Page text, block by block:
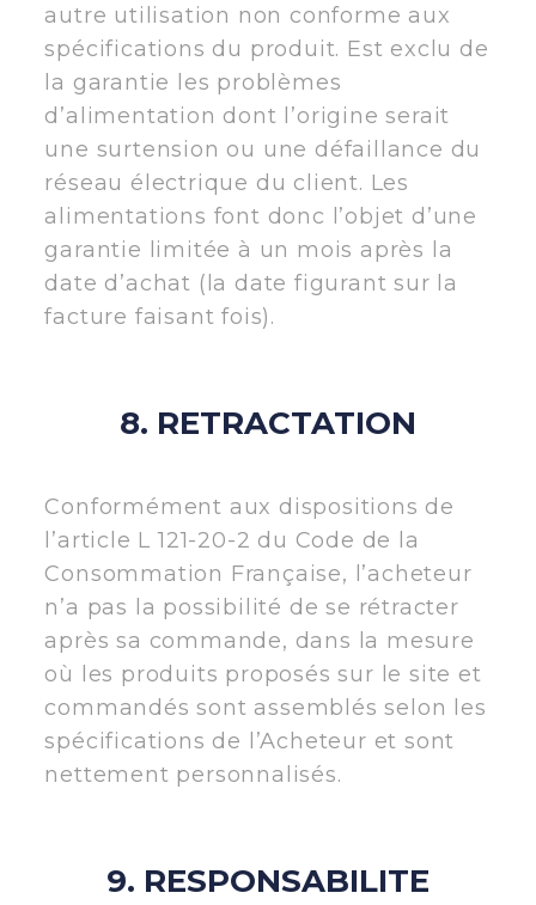
autre utilisation non conforme aux
spécifications du produit. Est exclu de
la garantie les problèmes
d’alimentation dont l’origine serait
une surtension ou une défaillance du
réseau électrique du client. Les
alimentations font donc l’objet d’une
garantie limitée à un mois après la
date d’achat (la date figurant sur la
facture faisant fois).
8. RETRACTATION
Conformément aux dispositions de
l’article L 121-20-2 du Code de la
Consommation Française, l’acheteur
n’a pas la possibilité de se rétracter
après sa commande, dans la mesure
où les produits proposés sur le site et
commandés sont assemblés selon les
spécifications de l’Acheteur et sont
nettement personnalisés.
9. RESPONSABILITE